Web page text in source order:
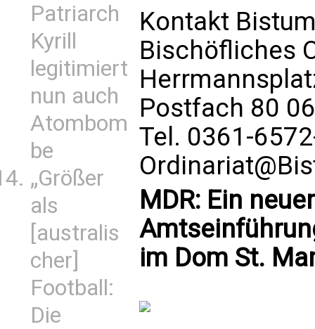
Patriarch
Kyrill
legitimiert
nun auch
Atombom
be
„Größer
als
[australis
cher]
Football:
Die
Kontakt
Bischöfliches
Postfach 80
Tel. 0361-
MDR: Ein
im Dom St.